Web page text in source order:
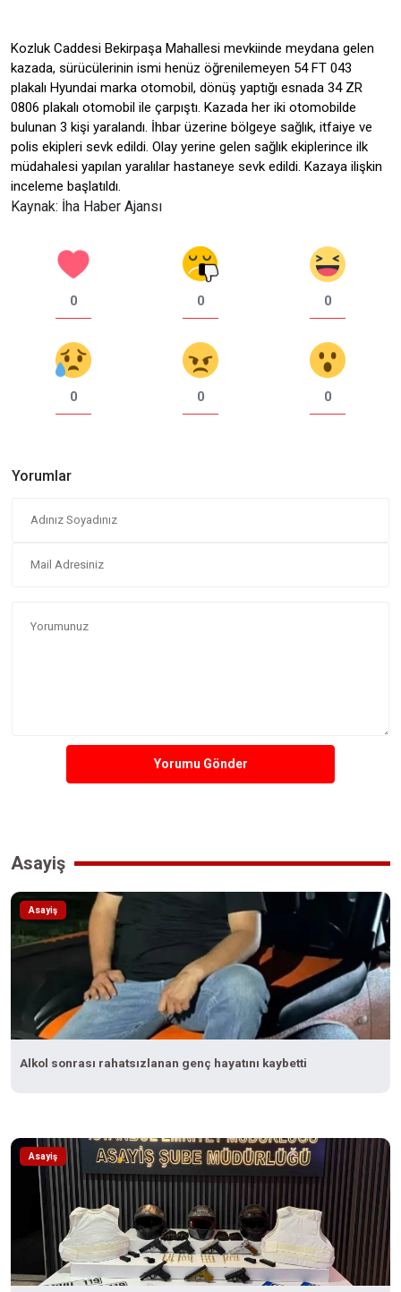
Kozluk Caddesi Bekirpaşa Mahallesi mevkiinde meydana gelen
kazada, sürücülerinin ismi henüz öğrenilemeyen 54 FT 043
plakalı Hyundai marka otomobil, dönüş yaptığı esnada 34 ZR
0806 plakalı otomobil ile çarpıştı. Kazada her iki otomobilde
bulunan 3 kişi yaralandı. İhbar üzerine bölgeye sağlık, itfaiye ve
polis ekipleri sevk edildi. Olay yerine gelen sağlık ekiplerince ilk
müdahalesi yapılan yaralılar hastaneye sevk edildi. Kazaya ilişkin
inceleme başlatıldı.
Kaynak: İha Haber Ajansı
0 0 0
0 0 0
Yorumlar
Yorumu Gönder
Asayiş
Asayiş
Alkol sonrası rahatsızlanan genç hayatını kaybetti
Asayiş